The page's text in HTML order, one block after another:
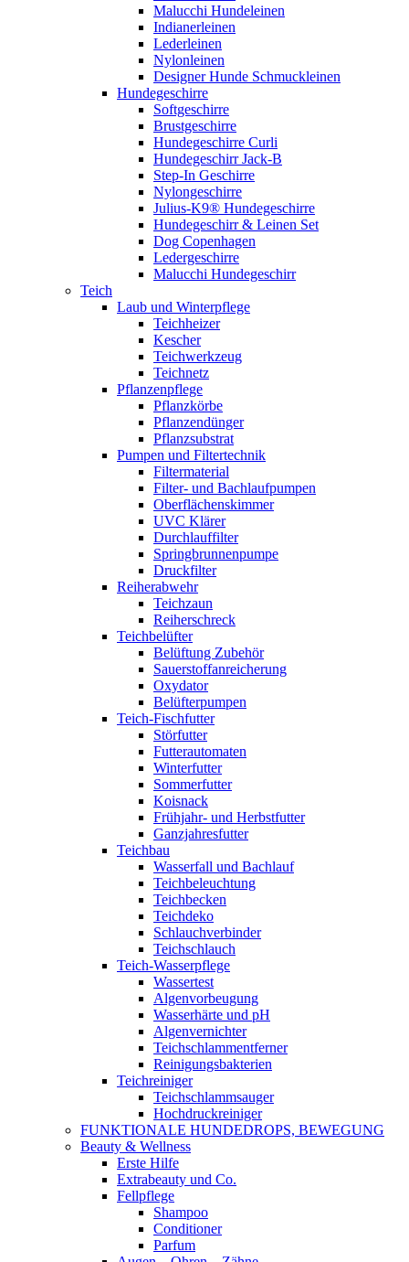
Malucchi Hundeleinen
Indianerleinen
Lederleinen
Nylonleinen
Designer Hunde Schmuckleinen
Hundegeschirre
Softgeschirre
Brustgeschirre
Hundegeschirre Curli
Hundegeschirr Jack-B
Step-In Geschirre
Nylongeschirre
Julius-K9® Hundegeschirre
Hundegeschirr & Leinen Set
Dog Copenhagen
Ledergeschirre
Malucchi Hundegeschirr
Teich
Laub und Winterpflege
Teichheizer
Kescher
Teichwerkzeug
Teichnetz
Pflanzenpflege
Pflanzkörbe
Pflanzendünger
Pflanzsubstrat
Pumpen und Filtertechnik
Filtermaterial
Filter- und Bachlaufpumpen
Oberflächenskimmer
UVC Klärer
Durchlauffilter
Springbrunnenpumpe
Druckfilter
Reiherabwehr
Teichzaun
Reiherschreck
Teichbelüfter
Belüftung Zubehör
Sauerstoffanreicherung
Oxydator
Belüfterpumpen
Teich-Fischfutter
Störfutter
Futterautomaten
Winterfutter
Sommerfutter
Koisnack
Frühjahr- und Herbstfutter
Ganzjahresfutter
Teichbau
Wasserfall und Bachlauf
Teichbeleuchtung
Teichbecken
Teichdeko
Schlauchverbinder
Teichschlauch
Teich-Wasserpflege
Wassertest
Algenvorbeugung
Wasserhärte und pH
Algenvernichter
Teichschlammentferner
Reinigungsbakterien
Teichreiniger
Teichschlammsauger
Hochdruckreiniger
FUNKTIONALE HUNDEDROPS, BEWEGUNG
Beauty & Wellness
Erste Hilfe
Extrabeauty und Co.
Fellpflege
Shampoo
Conditioner
Parfum